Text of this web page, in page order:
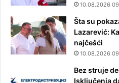
10.08.2026
Šta su
Lazarević:
najčešći
10.08.2026
Bez struje
Isključenja